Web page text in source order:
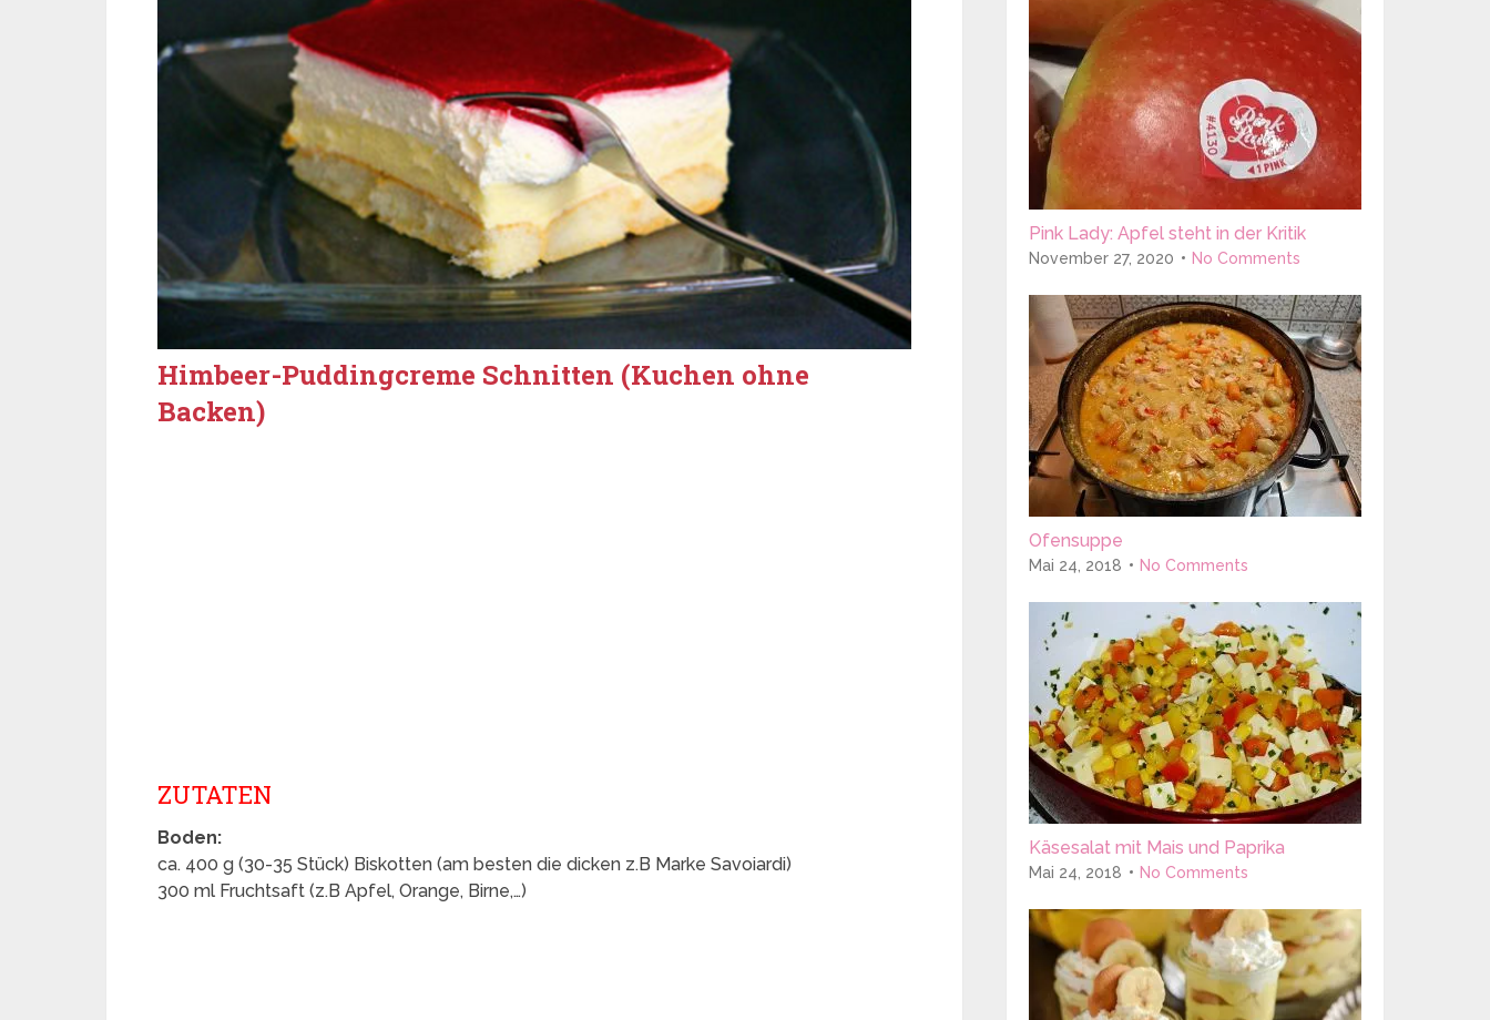
Himbeer-Puddingcreme Schnitten (Kuchen ohne
Backen)
ZUTATEN
Boden:
ca. 400 g (30-35 Stück) Biskotten (am besten die dicken z.B Marke Savoiardi)
300 ml Fruchtsaft (z.B Apfel, Orange, Birne,…)
Pink Lady: Apfel steht in der Kritik
November 27, 2020 No Comments
Ofensuppe
Mai 24, 2018 No Comments
Käsesalat mit Mais und Paprika
Mai 24, 2018 No Comments